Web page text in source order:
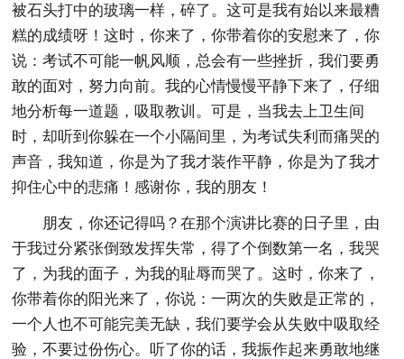
被石头打中的玻璃一样，碎了。这可是我有始以来最糟
糕的成绩呀！这时，你来了，你带着你的安慰来了，你
说：考试不可能一帆风顺，总会有一些挫折，我们要勇
敢的面对，努力向前。我的心情慢慢平静下来了，仔细
地分析每一道题，吸取教训。可是，当我去上卫生间
时，却听到你躲在一个小隔间里，为考试失利而痛哭的
声音，我知道，你是为了我才装作平静，你是为了我才
抑住心中的悲痛！感谢你，我的朋友！
朋友，你还记得吗？在那个演讲比赛的日子里，由
于我过分紧张倒致发挥失常，得了个倒数第一名，我哭
了，为我的面子，为我的耻辱而哭了。这时，你来了，
你带着你的阳光来了，你说：一两次的失败是正常的，
一个人也不可能完美无缺，我们要学会从失败中吸取经
验，不要过份伤心。听了你的话，我振作起来勇敢地继